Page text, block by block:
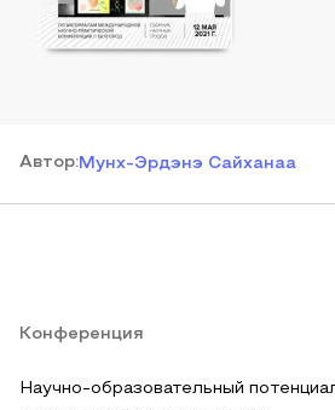
Автор:Мунх-Эрдэнэ Сайханаа
Конференция
Научно-образовательный